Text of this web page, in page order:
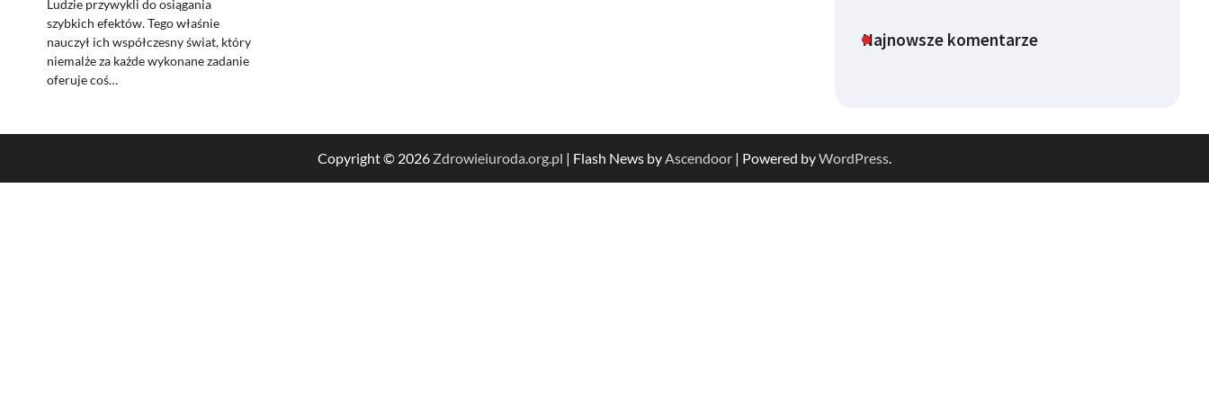
Ludzie przywykli do osiągania
szybkich efektów. Tego właśnie
nauczył ich współczesny świat, który
niemalże za każde wykonane zadanie
oferuje coś…
Najnowsze komentarze
Copyright © 2026 Zdrowieiuroda.org.pl | Flash News byAscendoor | Powered byWordPress.